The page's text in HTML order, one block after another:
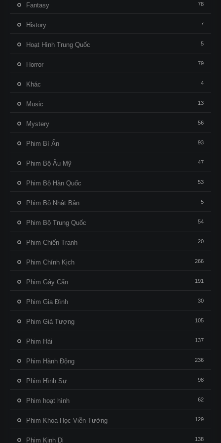
Fantasy 78
History 7
Hoạt Hình Trung Quốc 5
Horror 79
Khác 4
Music 13
Mystery 56
Phim Bí Ẩn 93
Phim Bộ Âu Mỹ 47
Phim Bộ Hàn Quốc 53
Phim Bộ Nhật Bản 5
Phim Bộ Trung Quốc 54
Phim Chiến Tranh 20
Phim Chính Kịch 266
Phim Gây Cấn 191
Phim Gia Đình 30
Phim Giả Tượng 105
Phim Hài 137
Phim Hành Động 236
Phim Hình Sự 98
Phim hoạt hình 62
Phim Khoa Học Viễn Tưởng 129
Phim Kinh Dị 138